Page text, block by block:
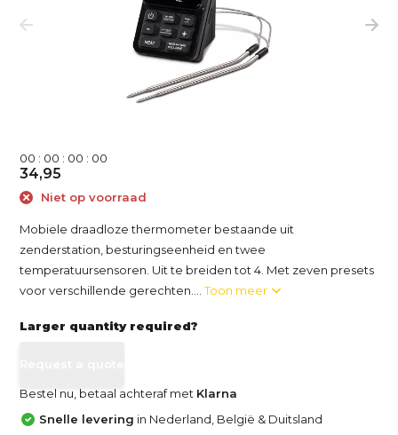
00 : 00 : 00 : 00
34,95
Niet op voorraad
Mobiele draadloze thermometer bestaande uit
zenderstation, besturingseenheid en twee
temperatuursensoren. Uit te breiden tot 4. Met zeven presets
voor verschillende gerechten....Toon meer
Larger quantity required?
Bestel nu, betaal achteraf met Klarna
Snelle levering in Nederland, België & Duitsland